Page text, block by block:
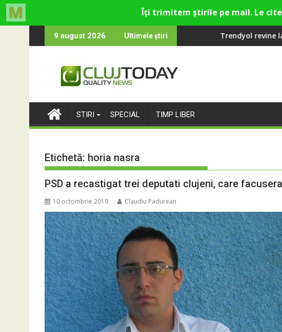
to
9 august 2026 Ultimele știri
Trendyol revine la UNTOLD 2026:
STIRI SPECIAL TIMP LIBER
Etichetă: horia nasra
PSD a recastigat trei deputati clujeni, care
10 octombrie 2019 Claudiu Padurean